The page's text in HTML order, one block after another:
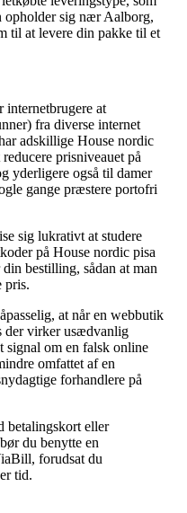
opholder sig nær Aalborg,
til at levere din pakke til et
at
fra diverse internet
adskillige House nordic
prisniveauet på
yderligere også til damer
gange præstere portofri
sig lukrativt at studere
på House nordic pisa
bestilling, sådan at man
pris.
at når en webbutik
der virker usædvanlig
signal om en falsk online
omfattet af en
forhandlere på
betalingskort eller
du benytte en
forudsat du
tid.